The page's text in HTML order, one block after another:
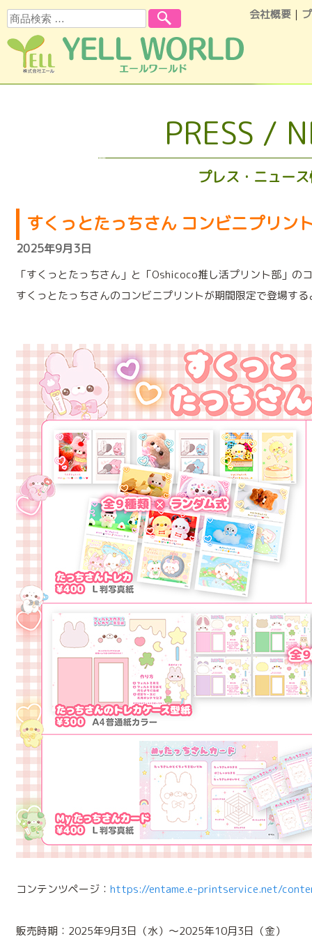
会社概要 ｜
検索
PRESS /
プレス・ニュー
すくっとたっちさん コンビニプリン
2025年9月3日
「すくっとたっちさん」と「Oshicoco推し活プリント部」の
すくっとたっちさんのコンビニプリントが期間限定で登場する
コンテンツページ： https://entame.e-printservice.net/
販売時期：2025年9月3日（水）～2025年10月3日（金）